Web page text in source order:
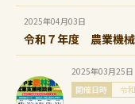
2025年04月03日
令和７年度 農業機械
2025年03月25日
開催日時
令